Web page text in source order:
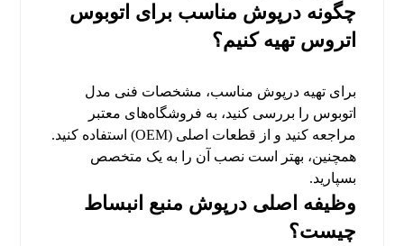
چگونه درپوش مناسب برای اتوبوس
اتروس تهیه کنیم؟
برای تهیه درپوش مناسب، مشخصات فنی مدل
اتوبوس را بررسی کنید، به فروشگاه‌های معتبر
مراجعه کنید و از قطعات اصلی (OEM) استفاده کنید.
همچنین، بهتر است نصب آن را به یک متخصص
بسپارید.
وظیفه اصلی درپوش منبع انبساط
چیست؟